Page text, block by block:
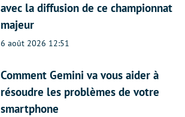
avec la diffusion de ce championnat
majeur
6 août 2026 12:51
Comment Gemini va vous aider à
résoudre les problèmes de votre
smartphone